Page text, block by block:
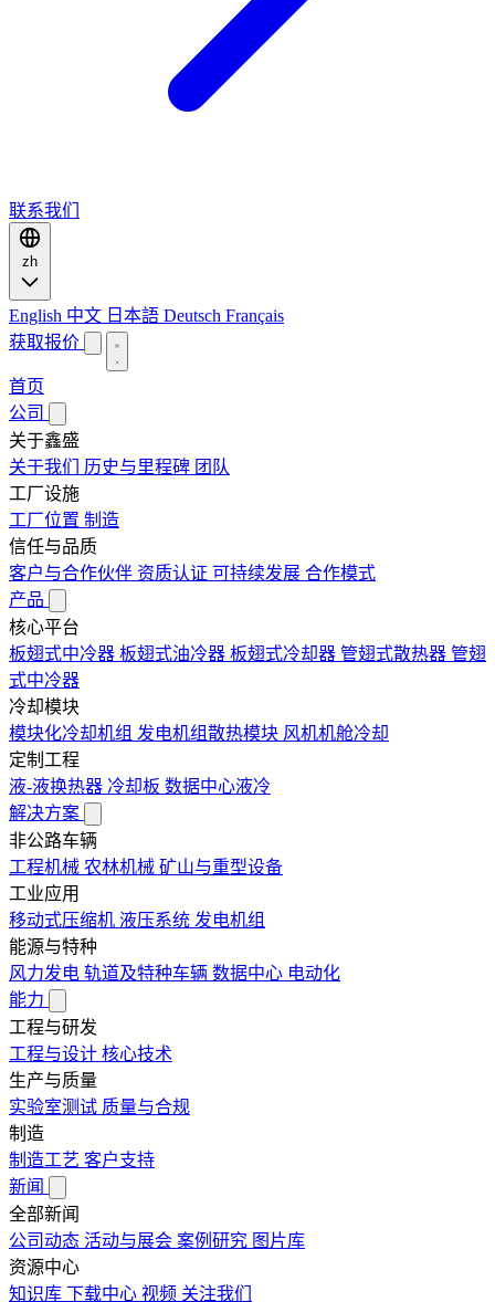
联系我们
zh
English 中文 日本語 Deutsch Français
获取报价
首页
公司
关于鑫盛
关于我们 历史与里程碑 团队
工厂设施
工厂位置 制造
信任与品质
客户与合作伙伴 资质认证 可持续发展 合作模式
产品
核心平台
板翅式中冷器 板翅式油冷器 板翅式冷却器 管翅式散热器 管翅
式中冷器
冷却模块
模块化冷却机组 发电机组散热模块 风机机舱冷却
定制工程
液-液换热器 冷却板 数据中心液冷
解决方案
非公路车辆
工程机械 农林机械 矿山与重型设备
工业应用
移动式压缩机 液压系统 发电机组
能源与特种
风力发电 轨道及特种车辆 数据中心 电动化
能力
工程与研发
工程与设计 核心技术
生产与质量
实验室测试 质量与合规
制造
制造工艺 客户支持
新闻
全部新闻
公司动态 活动与展会 案例研究 图片库
资源中心
知识库 下载中心 视频 关注我们